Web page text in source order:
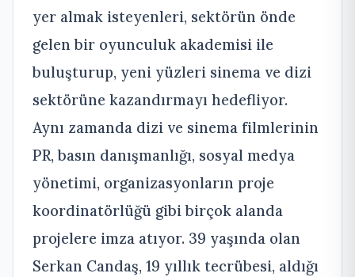
yer almak isteyenleri, sektörün önde
gelen bir oyunculuk akademisi ile
buluşturup, yeni yüzleri sinema ve dizi
sektörüne kazandırmayı hedefliyor.
Aynı zamanda dizi ve sinema filmlerinin
PR, basın danışmanlığı, sosyal medya
yönetimi, organizasyonların proje
koordinatörlüğü gibi birçok alanda
projelere imza atıyor. 39 yaşında olan
Serkan Candaş, 19 yıllık tecrübesi, aldığı